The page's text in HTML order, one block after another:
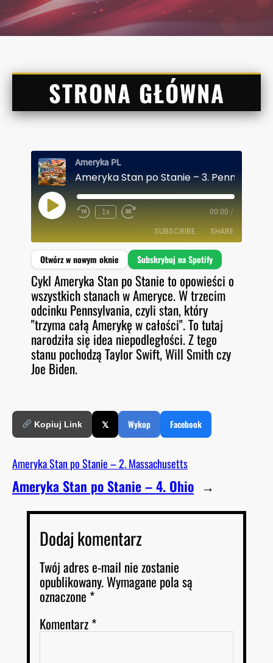
STRONA GŁÓWNA
Ameryka PL
Ameryka Stan po Stanie – 3.
P
L
P
I
O
D
E
1x 00:00 /
SUBSCRIBE SHARE
Spotify
RSS FEED
SHARE
LINK
EMBED
Cykl Ameryka Stan po Stanie to opowieści o
wszystkich stanach w Ameryce. W trzecim
odcinku Pennsylvania, czyli stan, który
"trzyma całą Amerykę w całości". To tutaj
narodziła się idea niepodległości. Z tego
stanu pochodzą Taylor Swift, Will Smith czy
Joe Biden.
Kopiuj Link 𝕏 Wykop Facebook
Ameryka Stan po Stanie – 2. Massachusetts
Ameryka Stan po Stanie – 4. Ohio →
Dodaj komentarz
Twój adres e-mail nie zostanie
opublikowany.Wymagane pola są
oznaczone *
Komentarz*